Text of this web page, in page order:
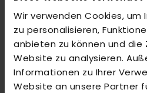
Wir verwenden Cookies, um
zu personalisieren,
anbieten zu können und die
Website zu analysieren.
Informationen zu Ihrer
Website an unsere Partner
BEWERTUNGEN
ÄHNLICHE PRODUKTE
Markieren Sie die Artikel, um Sie
oderAlle auswählen